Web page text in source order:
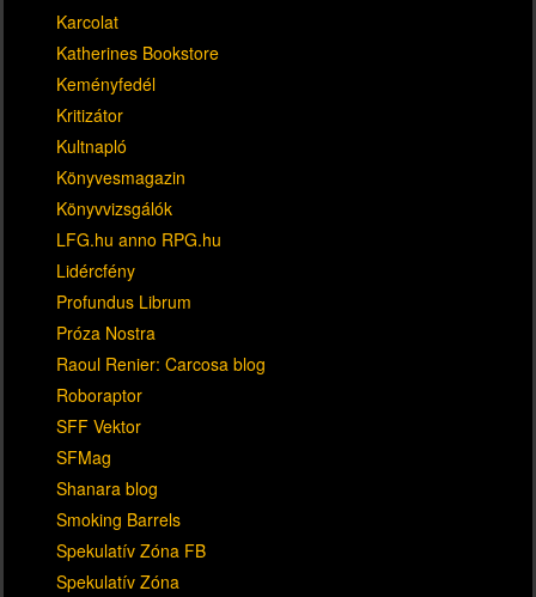
Karcolat
Katherines Bookstore
Keményfedél
Kritizátor
Kultnapló
Könyvesmagazin
Könyvvizsgálók
LFG.hu anno RPG.hu
Lidércfény
Profundus Librum
Próza Nostra
Raoul Renier: Carcosa blog
Roboraptor
SFF Vektor
SFMag
Shanara blog
Smoking Barrels
Spekulatív Zóna FB
Spekulatív Zóna